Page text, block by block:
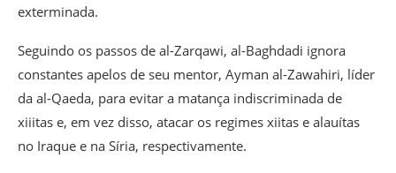
exterminada.
Seguindo os passos de al-Zarqawi, al-Baghdadi ignora
constantes apelos de seu mentor, Ayman al-Zawahiri, líder
da al-Qaeda, para evitar a matança indiscriminada de
xiiitas e, em vez disso, atacar os regimes xiitas e alauítas
no Iraque e na Síria, respectivamente.